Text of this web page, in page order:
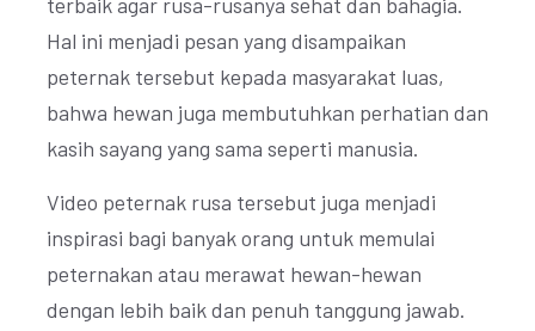
Hal ini menjadi pesan yang disampaikan
peternak tersebut kepada masyarakat luas,
bahwa hewan juga membutuhkan perhatian dan
kasih sayang yang sama seperti manusia.
Video peternak rusa tersebut juga menjadi
inspirasi bagi banyak orang untuk memulai
peternakan atau merawat hewan-hewan
dengan lebih baik dan penuh tanggung jawab.